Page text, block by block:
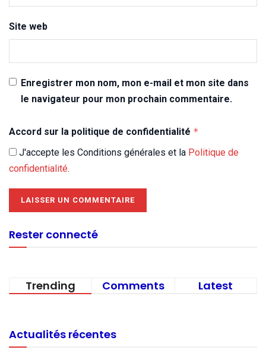
Site web
Enregistrer mon nom, mon e-mail et mon site dans
le navigateur pour mon prochain commentaire.
Accord sur la politique de confidentialité *
J'accepte les Conditions générales et la Politique de
confidentialité.
Rester connecté
Trending Comments Latest
Actualités récentes